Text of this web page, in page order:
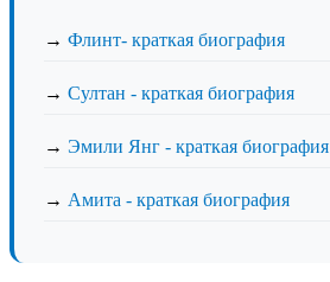
→ Флинт- краткая биография
→ Султан - краткая биография
→ Эмили Янг - краткая биография
→ Амита - краткая биография